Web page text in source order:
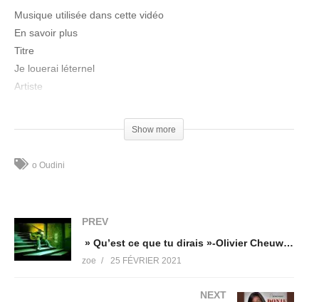
Musique utilisée dans cette vidéo
En savoir plus
Titre
Je louerai léternel
Artiste
Concédé sous licence à YouTube par
TuneCore (au nom de CIME MUSIC); BMI – Broadcast Music
Inc. et 2 sociétés de gestion des droits musicaux
Show more
o Oudini
PREV
» Qu’est ce que tu dirais »-Olivier Cheuwa aka »Olisoul »
zoe 25 FÉVRIER 2021
NEXT